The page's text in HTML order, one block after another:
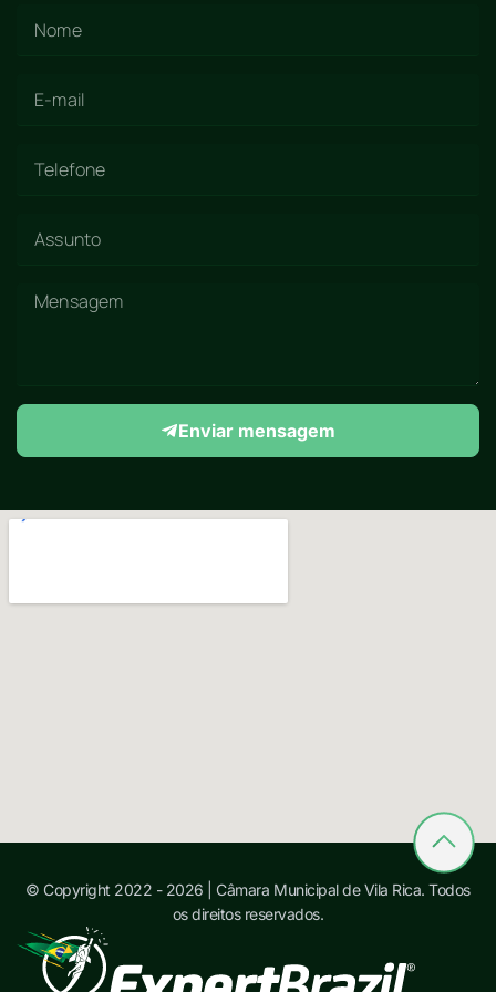
Enviar mensagem
© Copyright 2022 - 2026 | Câmara Municipal de Vila Rica. Todos
os direitos reservados.